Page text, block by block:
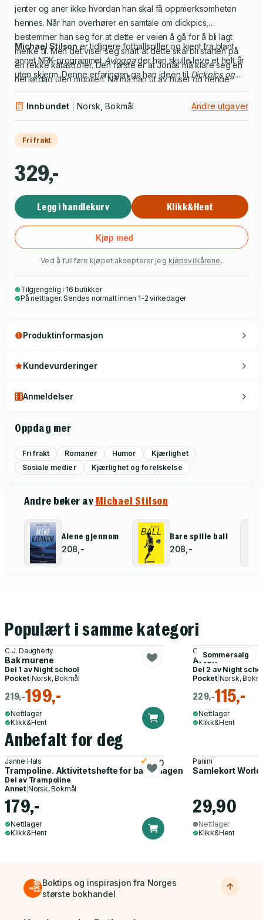
jenter og aner ikke hvordan han skal få oppmerksomheten
hennes. Når han overhører en samtale om dickpics,
bestemmer han seg for at dette er veien å gå for å bli lagt
merke til. Men det viser seg snart at dette skal bli starten på
en rekke katastrofer. Den første er at Jonas må klare seg en
hel lørdag uten mobilen. Nå må han ut av huset og henge
med den rare kompisen sin, Brutus. Hva skal de finne på uten
skjerm? Hva gjør man ute en hel lørdag? Snart venter
katastrofe på katastrofe. Helt til det også skjer et mirakel.
Michael Stilson er tidligere fotballspiller og kjent fra blant
annet NRK-programmet Avloggader han skulle leve et helt år
uten skjerm. Denne erfaringen ga han ideen til Dickpics og
ungdom og vunnet flere priser for sitt forfatterskap.
Innbundet Norsk, Bokmål Andre utgaver
Fri frakt
329,-
Legg i handlekurv Klikk&Hent
Kjøp med
Ved å fullføre kjøpet aksepterer jeg kjøpsvilkårene .
Tilgjengelig i 16 butikker
På nettlager. Sendes normalt innen 1-2 virkedager
Produktinformasjon
Kundevurderinger
Anmeldelser
Oppdag mer
Fri frakt Romaner Humor
Kjærlighet
Sosiale medier
Kjærlighet og forelskelse
Andre bøker av Michael Stilson
Alene gjennom
208,-
Bare spille ball
208,-
Populært i samme kategori
C.J. Daugherty
Bak murene
Del 1 av Night school
Pocket| Norsk, Bokmål
219,-199,-
Nettlager
Klikk&Hent
Sommersalg
C.J. Daugherty
Arven
Del 2 av Night
Pocket| Norsk,
229,-115,-
Nettlager
Klikk&Hent
Anbefalt for deg
Janne Hals
Trampoline. Aktivitetshefte for barnehagen
5.0
Del av Trampoline
Annet Norsk, Bokmål
179,-
Nettlager
Klikk&Hent
Panini
Samlekort
29,90
Nettlager
Klikk&Hent
Boktips og inspirasjon fra Norges
største bokhandel